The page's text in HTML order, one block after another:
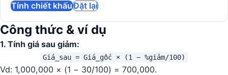
Tính chiết khấuĐặt lại
Công thức & ví dụ
1. Tính giá sau giảm:
Giá_sau = Giá_gốc × (1 − %giảm/100)
Vd: 1,000,000 × (1 − 30/100) = 700,000.